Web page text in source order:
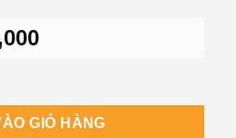
Giá
là:
₫325,000.
7490 Zin số lượng
GIỎ HÀNG